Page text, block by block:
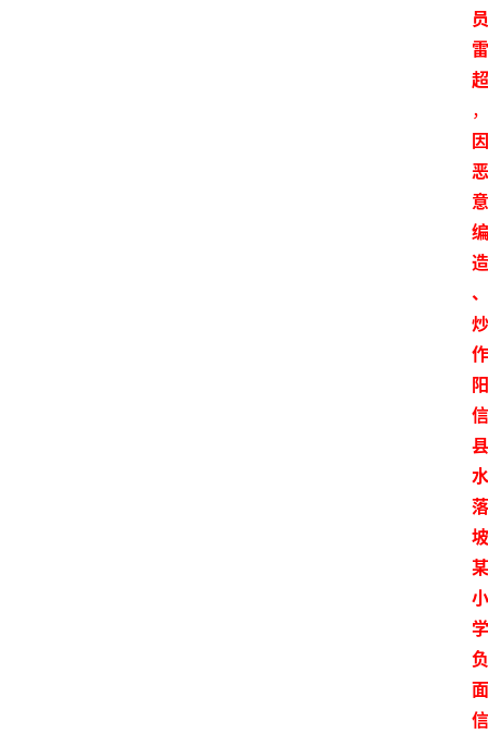
员
雷
超
，
因
恶
意
编
造
、
炒
作
阳
信
县
水
落
坡
某
小
学
负
面
信